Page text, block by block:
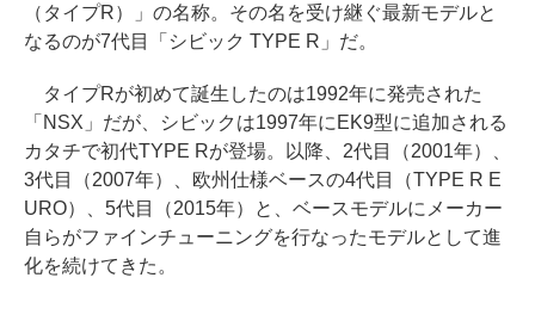
（タイプR）」の名称。その名を受け継ぐ最新モデルと
なるのが7代目「シビック TYPE R」だ。
タイプRが初めて誕生したのは1992年に発売された
「NSX」だが、シビックは1997年にEK9型に追加される
カタチで初代TYPE Rが登場。以降、2代目（2001年）、
3代目（2007年）、欧州仕様ベースの4代目（TYPE R E
URO）、5代目（2015年）と、ベースモデルにメーカー
自らがファインチューニングを行なったモデルとして進
化を続けてきた。